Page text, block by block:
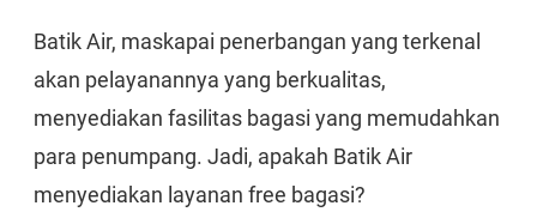
Batik Air, maskapai penerbangan yang terkenal
akan pelayanannya yang berkualitas,
menyediakan fasilitas bagasi yang memudahkan
para penumpang. Jadi, apakah Batik Air
menyediakan layanan free bagasi?